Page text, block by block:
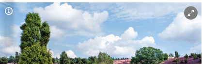
Copyright-Hinweis öffnen/schließen